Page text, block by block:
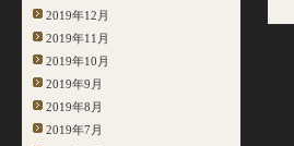
2019年12月
2019年11月
2019年10月
2019年9月
2019年8月
2019年7月